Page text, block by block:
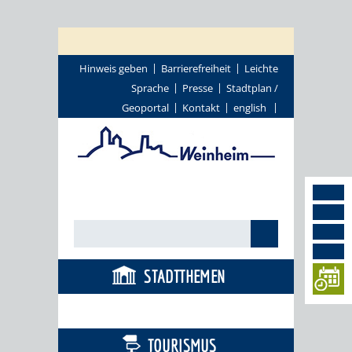
Hinweis geben Barrierefreiheit
Leichte
Sprache
Presse
Stadtplan /
Geoportal
Kontakt english
STADTTHEMEN
TOURISMUS